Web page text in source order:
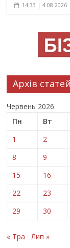
14:33 | 4.08.2026
Архів статей
Червень 2026
Пн
Вт
1
2
8
9
15
16
22
23
29
30
« Тра Лип »